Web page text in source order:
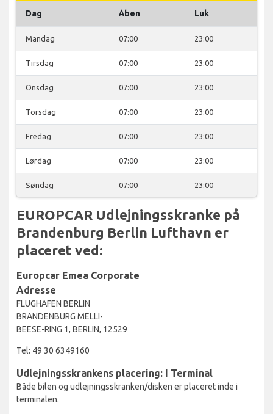
Dag Åben Luk
Mandag 07:00 23:00
Tirsdag 07:00 23:00
Onsdag 07:00 23:00
Torsdag 07:00 23:00
Fredag 07:00 23:00
Lørdag 07:00 23:00
Søndag 07:00 23:00
EUROPCAR Udlejningsskranke på
Brandenburg Berlin Lufthavn er
placeret ved:
Europcar Emea Corporate
Adresse
FLUGHAFEN BERLIN
BRANDENBURG MELLI-
BEESE-RING 1, BERLIN, 12529
Tel: 49 30 6349160
Udlejningsskrankens placering: I Terminal
Både bilen og udlejningsskranken/disken er placeret inde i
terminalen.